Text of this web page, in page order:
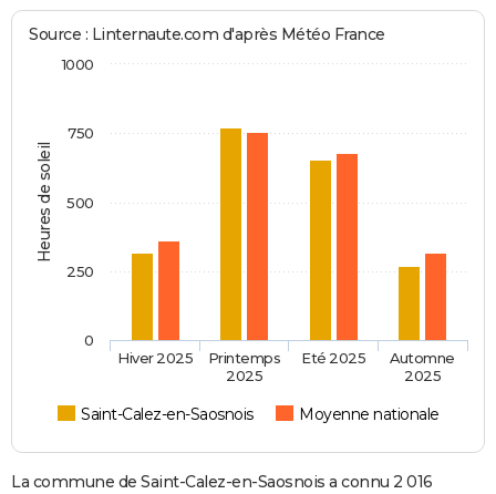
Heures de soleil
Source : Linternaute.com d'après Météo France
Saint-Calez-en-Saosnois Moyenne nationale
Hiver 2025
Printemps
2025
Eté 2025
Automne
2025
0
1000
250
500
750
La commune de Saint-Calez-en-Saosnois a connu 2 016